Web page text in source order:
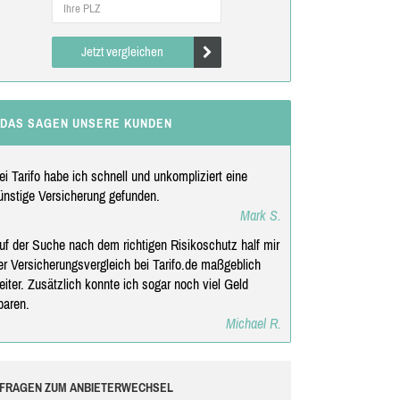
Jetzt vergleichen
DAS SAGEN UNSERE KUNDEN
Tarifo habe ich schnell und unkompliziert eine
Versicherung gefunden.
Mark S.
der Suche nach dem richtigen Risikoschutz half mir
Versicherungsvergleich bei Tarifo.de maßgeblich
Zusätzlich konnte ich sogar noch viel Geld
Michael R.
FRAGEN ZUM ANBIETERWECHSEL